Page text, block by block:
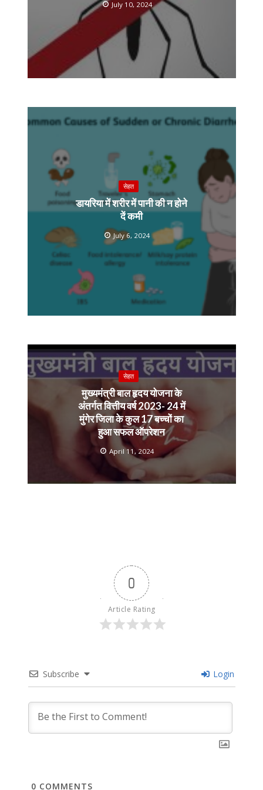
July 10, 2024
सेहत
डायरिया में शरीर में पानी की न होने
दें कमी
July 6, 2024
सेहत
मुख्यमंत्री बाल हृदय योजना के
अंतर्गत वित्तीय वर्ष 2023- 24 में
मुंगेर जिला के कुल 17 बच्चों का
हुआ सफल ऑपरेशन
April 11, 2024
0
Article Rating
Subscribe Login
0 COMMENTS